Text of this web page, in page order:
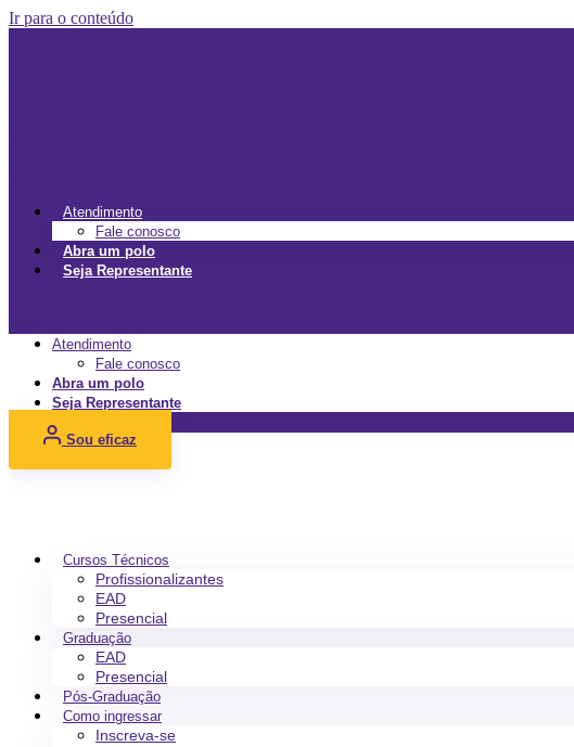
Ir para o conteúdo
Atendimento
Fale conosco
Abra um polo
Seja Representante
Atendimento
Fale conosco
Abra um polo
Seja Representante
Sou eficaz
Cursos Técnicos
Profissionalizantes
EAD
Presencial
Graduação
EAD
Presencial
Pós-Graduação
Como ingressar
Inscreva-se